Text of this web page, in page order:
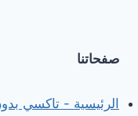
صفحاتنا
الرئيسية - تاكسي